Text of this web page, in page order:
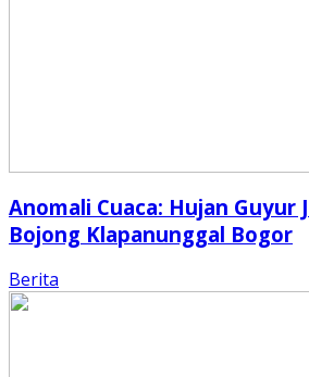
Anomali Cuaca: Hujan Guyur
Bojong Klapanunggal Bogor
Berita